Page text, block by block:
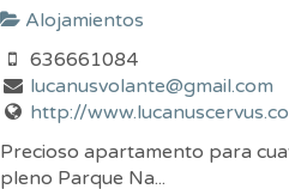
Alojamientos
636661084
lucanusvolante@gmail.com
http://
Precioso apartamento para
pleno Parque Na...